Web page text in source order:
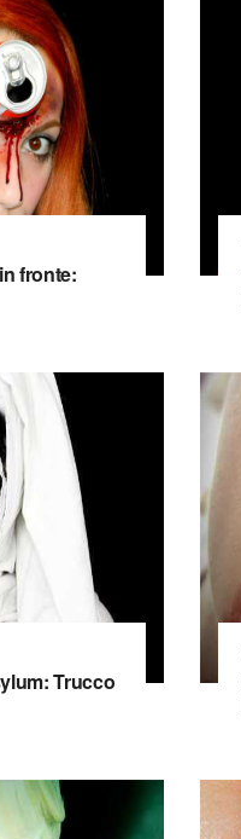
fronte:
Trucco